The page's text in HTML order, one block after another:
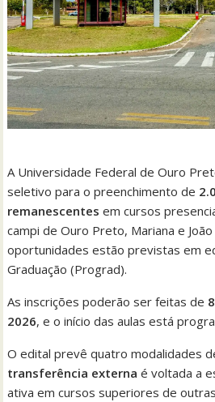
A Universidade Federal de Ouro
seletivo para o preenchimento de
remanescentes em cursos
campi de Ouro Preto, Mariana e
oportunidades estão previstas em
Graduação (Prograd).
As inscrições poderão ser feitas de
2026, e o início das aulas está
O edital prevê quatro modalidades
transferência externa é voltada a
ativa em cursos superiores de